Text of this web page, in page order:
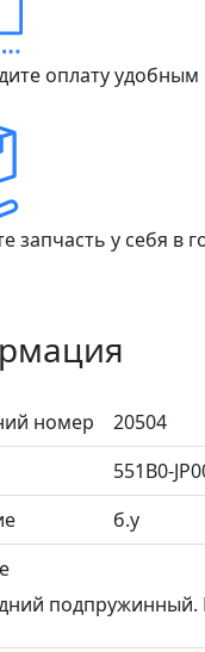
оплату
запчасть у себя
номер
20504
551B0-
б.у